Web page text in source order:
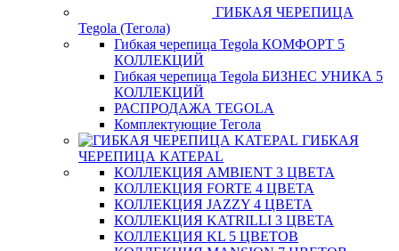
ГИБКАЯ ЧЕРЕПИЦА
Tegola (Тегола)
Гибкая черепица Tegola КОМФОРТ 5
КОЛЛЕКЦИЙ
Гибкая черепица Tegola БИЗНЕС УНИКА 5
КОЛЛЕКЦИЙ
РАСПРОДАЖА TEGOLA
Комплектующие Тегола
ГИБКАЯ
ЧЕРЕПИЦА KATEPAL
КОЛЛЕКЦИЯ AMBIENT 3 ЦВЕТА
КОЛЛЕКЦИЯ FORTE 4 ЦВЕТА
КОЛЛЕКЦИЯ JAZZY 4 ЦВЕТА
КОЛЛЕКЦИЯ KATRILLI 3 ЦВЕТА
КОЛЛЕКЦИЯ KL 5 ЦВЕТОВ